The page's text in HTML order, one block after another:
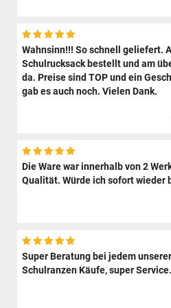
Wahnsinn!!! So schnell geliefert.
Schulrucksack bestellt und am
da. Preise sind TOP und ein
gab es auch noch. Vielen Dank.
Die Ware war innerhalb von 2
Qualität. Würde ich sofort wieder
Super Beratung bei jedem
Schulranzen Käufe, super Service.